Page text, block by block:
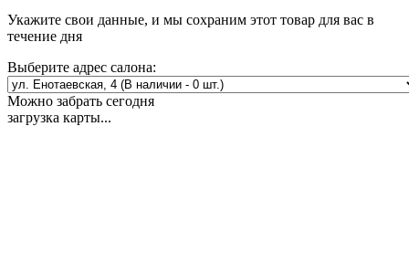
Укажите свои данные, и мы сохраним этот товар для вас в
течение дня
Выберите адрес салона:
Можно забрать сегодня
загрузка карты...